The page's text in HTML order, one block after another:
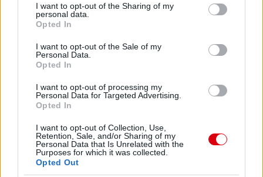
not limited to your visit or usage behaviour. You may click to
grant or deny consent to Google and its third-party tags to
use your data for below specified purposes in below Google
consent section.
I want to opt-out of the Sharing of my
personal data.
Opted In
I want to opt-out of the Sale of my
Personal Data.
Opted In
I want to opt-out of processing my
Personal Data for Targeted Advertising.
Opted In
I want to opt-out of Collection, Use,
Retention, Sale, and/or Sharing of my
Personal Data that Is Unrelated with the
Purposes for which it was collected.
Opted Out